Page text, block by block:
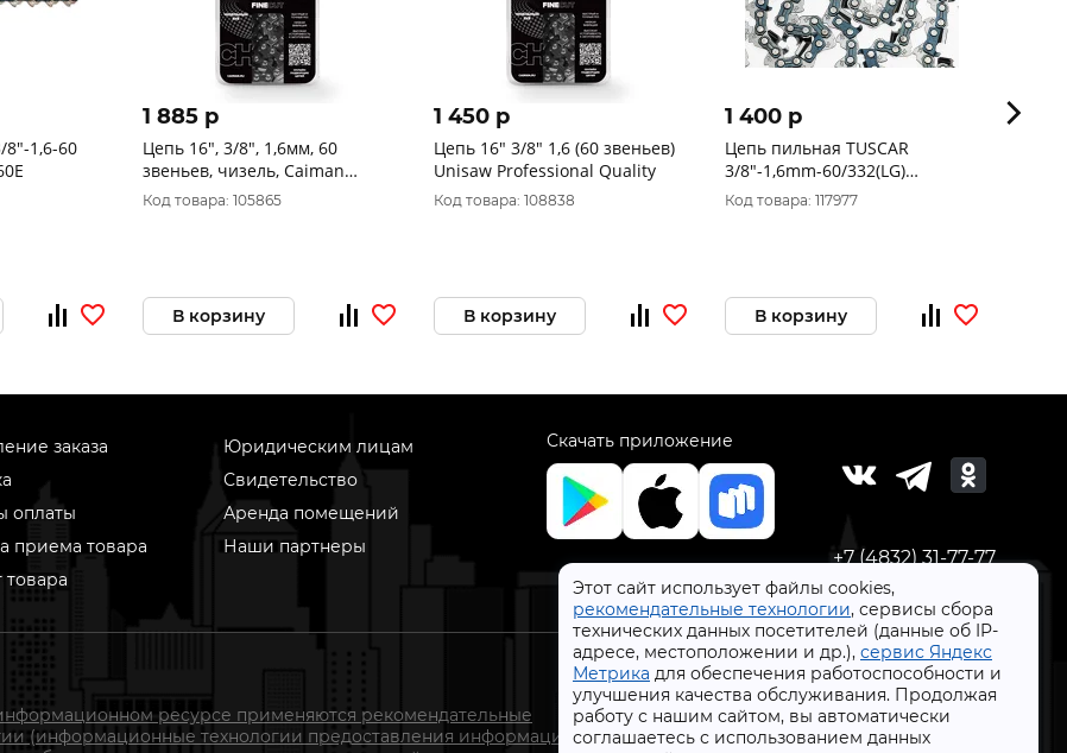
Этот сайт использует файлы cookies,
рекомендательные технологии, сервисы сбора
технических данных посетителей (данные об IP-
адресе, местоположении и др.), сервис Яндекс
Метрика для обеспечения работоспособности и
улучшения качества обслуживания. Продолжая
работу с нашим сайтом, вы автоматически
соглашаетесь с использованием данных
8"-1,6-60
1 885 p
Цепь 16", 3/8", 1,6мм, 60
звеньев, чизель, Caiman
CC3816-60CH
Код товара: 105865
В корзину
1 450 p
Цепь 16" 3/8" 1,6 (60 звеньев)
Unisaw Professional Quality
Код товара: 108838
В корзину
1 400 p
Цепь пильная TUSCAR
3/8"-1,6mm-60/332(LG)
1043324-60-1
Код товара: 117977
В корзину
1
заказа
оплаты
приема товара
товара
Юридическим лицам
Свидетельство
Аренда помещений
Наши партнеры
Скачать приложение
+7 (4832) 31-77-77
ресурсе применяются рекомендательные
(информационные технологии предоставления информации
СтройлоН 1998-2026 г.
Публичная оферта